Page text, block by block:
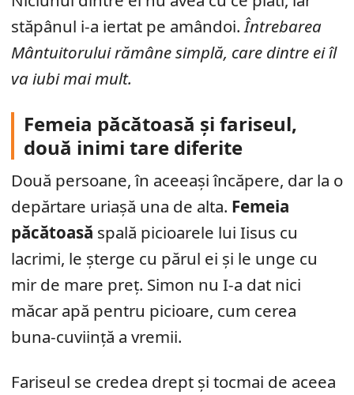
stăpânul i-a iertat pe amândoi.Întrebarea
Mântuitorului rămâne simplă, care dintre ei îl
va iubi mai mult.
Femeia păcătoasă și fariseul,
două inimi tare diferite
Două persoane, în aceeași încăpere, dar la o
depărtare uriașă una de alta. Femeia
păcătoasă spală picioarele lui Iisus cu
lacrimi, le șterge cu părul ei și le unge cu
mir de mare preț. Simon nu I-a dat nici
măcar apă pentru picioare, cum cerea
buna-cuviință a vremii.
Fariseul se credea drept și tocmai de aceea